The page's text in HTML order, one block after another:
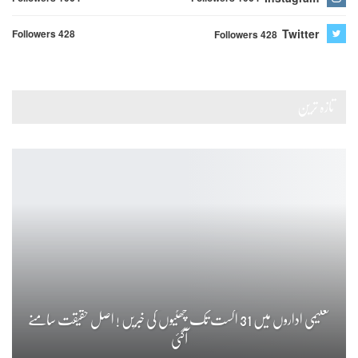
Twitter
Followers 428
Followers 428
تعلیمی اداروں میں 31 اگست تک چھٹیوں کی خبریں ! اصل حقیقت سامنے
آگئی